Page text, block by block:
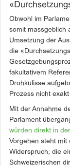
Obwohl im
somit massgeblich
Umsetzung der
die
fakultativem
Drohkulisse
Prozess nicht
Mit der Annahme
Parlament
würden direkt in
Vorgehen steht mit
Widerspruch, die
Schweizerischen